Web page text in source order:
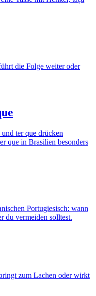
die Folge weiter oder
ter que drücken
que in Brasilien besonders
Portugiesisch: wann
du vermeiden solltest.
zum Lachen oder wirkt